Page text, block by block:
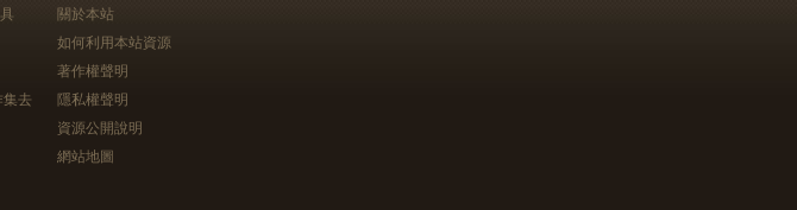
去
關於本站
如何利用本站資源
著作權聲明
隱私權聲明
資源公開說明
網站地圖